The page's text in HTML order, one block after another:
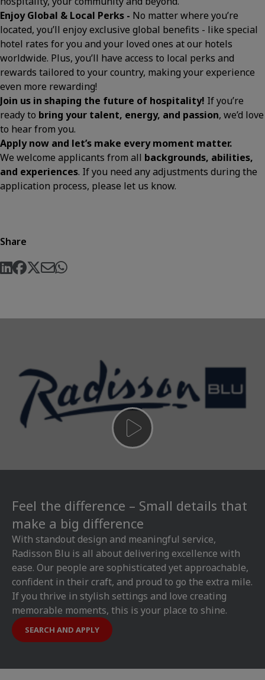
Enjoy Global & Local Perks - No matter where you’re
located, you’ll enjoy exclusive global benefits - like special
hotel rates for you and your loved ones at our hotels
worldwide. Plus, you’ll have access to local perks and
rewards tailored to your country, making your experience
even more rewarding!
Join us in shaping the future of hospitality! If you’re
ready to bring your talent, energy, and passion, we’d love
to hear from you.
Apply now and let’s make every moment matter.
We welcome applicants from all backgrounds, abilities,
and experiences. If you need any adjustments during the
application process, please let us know.
Share
Feel the difference – Small details that
make a big difference
With standout design and meaningful service,
Radisson Blu is all about delivering excellence with
ease. Our people are sophisticated yet approachable,
confident in their craft, and proud to go the extra mile.
If you thrive in stylish settings and love creating
memorable moments, this is your place to shine.
SEARCH AND APPLY